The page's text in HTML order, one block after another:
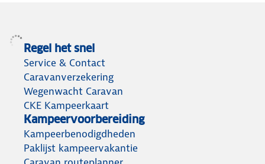
Regel het snel
Service & Contact
Caravanverzekering
Wegenwacht Caravan
CKE Kampeerkaart
Kampeervoorbereiding
Kampeerbenodigdheden
Paklijst kampeervakantie